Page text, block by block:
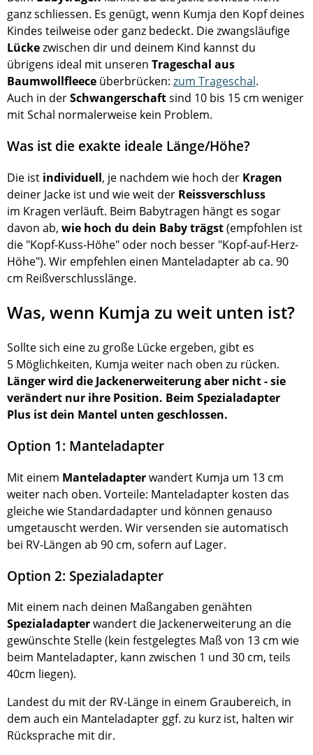
ganz schliessen. Es genügt, wenn Kumja den Kopf deines
Kindes teilweise oder ganz bedeckt. Die zwangsläufige
Lückezwischen dir und deinem Kind kannst du
übrigens ideal mit unseren Trageschal aus
Baumwollfleece überbrücken: zum Trageschal.
Auch in derSchwangerschaftsind 10 bis 15 cm weniger
mit Schal normalerweise kein Problem.
Was ist die exakte ideale Länge/Höhe?
Die ist individuell, je nachdem wie hoch der Kragen
deiner Jacke ist und wie weit der Reissverschluss
im Kragen verläuft. Beim Babytragen hängt es sogar
davon ab, wie hoch du dein Baby trägst(empfohlen ist
die "Kopf-Kuss-Höhe" oder noch besser "Kopf-auf-Herz-
Höhe"). Wir empfehlen einen Manteladapter ab ca. 90
cm Reißverschlusslänge.
Was, wenn Kumja zu weit unten ist?
Sollte sich eine zu große Lücke ergeben, gibt es
5 Möglichkeiten, Kumja weiter nach oben zu rücken.
Länger wird die Jackenerweiterung aber nicht - sie
verändert nur ihre Position. Beim Spezialadapter
Plus ist dein Mantel unten geschlossen.
Option 1: Manteladapter
Mit einem Manteladapterwandert Kumja um 13 cm
weiter nach oben. Vorteile: Manteladapter kosten das
gleiche wie Standardadapter und können genauso
umgetauscht werden. Wir versenden sie automatisch
bei RV-Längen ab 90 cm, sofern auf Lager.
Option 2: Spezialadapter
Mit einem nach deinen Maßangaben genähten
Spezialadapterwandert die Jackenerweiterung an die
gewünschte Stelle (kein festgelegtes Maß von 13 cm wie
beim Manteladapter, kann zwischen 1 und 30 cm, teils
40cm liegen).
Landest du mit der RV-Länge in einem Graubereich, in
dem auch ein Manteladapter ggf. zu kurz ist, halten wir
Rücksprache mit dir.